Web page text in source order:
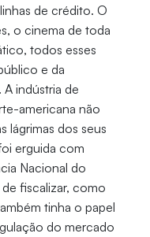
de crédito. O
o cinema de toda
todos esses
e da
indústria de
americana não
lágrimas dos seus
erguida com
Nacional do
fiscalizar, como
tinha o papel
do mercado